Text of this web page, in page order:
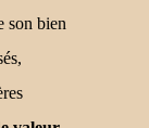
son bien